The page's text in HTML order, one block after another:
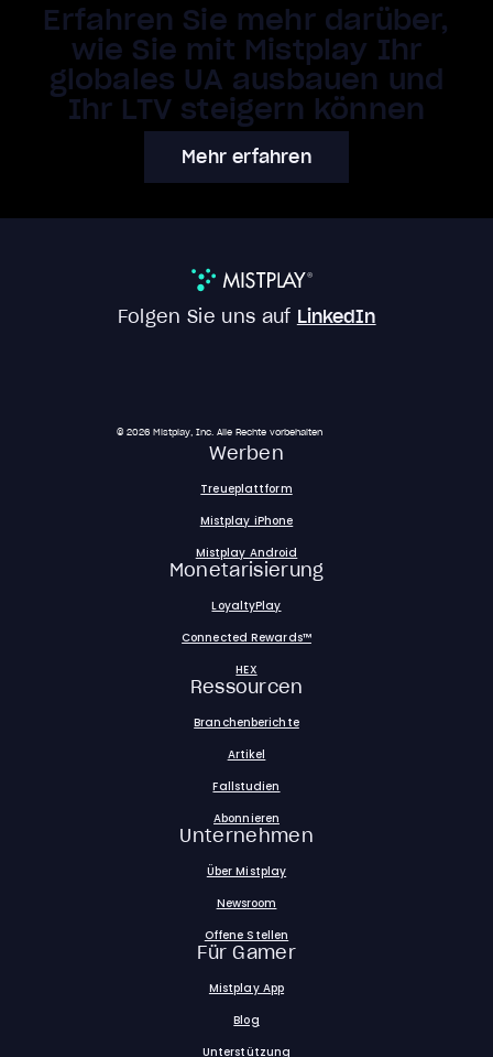
Erfahren Sie mehr darüber,
wie Sie mit Mistplay Ihr
globales UA ausbauen und
Ihr LTV steigern können
Mehr erfahren
Folgen Sie uns auf LinkedIn
© 2026 Mistplay, Inc. Alle Rechte vorbehalten
Werben
Treueplattform
Mistplay iPhone
Mistplay Android
Monetarisierung
LoyaltyPlay
Connected Rewards™
HEX
Ressourcen
Branchenberichte
Artikel
Fallstudien
Abonnieren
Unternehmen
Über Mistplay
Newsroom
Offene Stellen
Für Gamer
Mistplay App
Blog
Unterstützung